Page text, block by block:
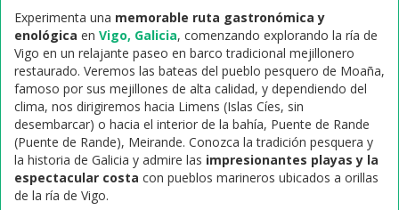
Experimenta una memorable ruta gastronómica y
enológica en Vigo, Galicia, comenzando explorando la ría de
Vigo en un relajante paseo en barco tradicional mejillonero
restaurado. Veremos las bateas del pueblo pesquero de Moaña,
famoso por sus mejillones de alta calidad, y dependiendo del
clima, nos dirigiremos hacia Limens (Islas Cíes, sin
desembarcar) o hacia el interior de la bahía, Puente de Rande
(Puente de Rande), Meirande. Conozca la tradición pesquera y
la historia de Galicia y admire las impresionantes playas y la
espectacular costa con pueblos marineros ubicados a orillas
de la ría de Vigo.